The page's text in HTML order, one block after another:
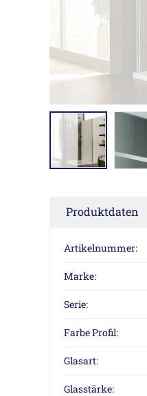
Produktdaten
Artikelnummer:
Marke:
Serie:
Farbe Profil:
Glasart:
Glasstärke: